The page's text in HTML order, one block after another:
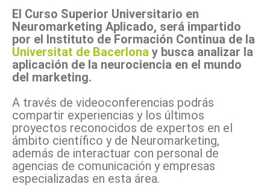
El Curso Superior Universitario en
Neuromarketing Aplicado, será impartido
por el Instituto de Formación Continua de la
Universitat de Bacerlona y busca analizar la
aplicación de la neurociencia en el mundo
del marketing.
A través de videoconferencias podrás
compartir experiencias y los últimos
proyectos reconocidos de expertos en el
ámbito científico y de Neuromarketing,
además de interactuar con personal de
agencias de comunicación y empresas
especializadas en esta área.